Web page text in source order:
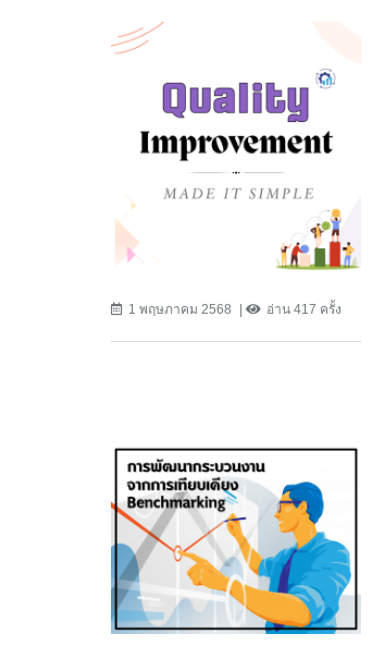
1 พฤษภาคม 2568 อ่าน 417 ครั้ง